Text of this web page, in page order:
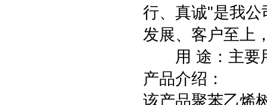
行、真诚"是我公
发展、客户至上
用 途：主要用
产品介绍：
该产品聚苯乙烯